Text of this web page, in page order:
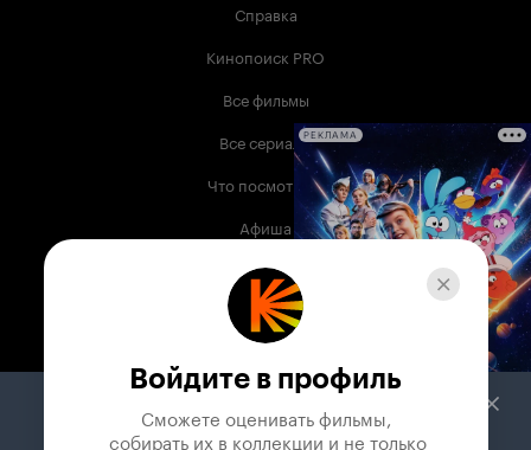
Справка
Кинопоиск PRO
Все фильмы
Все сериалы
Что посмотреть
Афиша
Музыка
Телепрограмма
Служба поддержки
РЕКЛАМА
Войдите в профиль
Сможете оценивать фильмы,
собирать их в коллекции и не только